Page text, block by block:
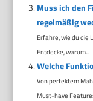
Muss ich den
regelmäßig
Erfahre, wie du die
Entdecke, warum...
Welche
Von perfektem
Must-have